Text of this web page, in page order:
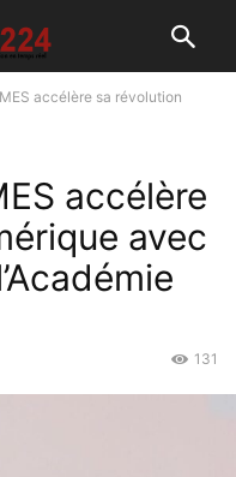
accélère sa révolution
accélère
avec
131